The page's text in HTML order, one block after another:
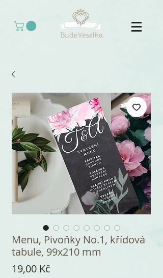
Menu, Pivoňky No.1, křídová
tabule, 99x210 mm
19,00 Kč